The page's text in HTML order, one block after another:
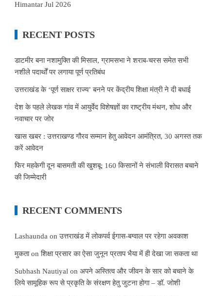
Himantar Jul 2026
RECENT POSTS
डाटमीर बना नशामुक्ति की मिसाल, ग्रामसभा ने शराब-चरस समेत सभी
नशीले पदार्थों पर लगाया पूर्ण प्रतिबंध
उत्तराखंड के ‘पूर्ण साक्षर राज्य’ बनने पर केंद्रीय शिक्षा मंत्री ने दी बधाई
देश के पहले लेखक गांव में आयुर्वेद विशेषज्ञों का राष्ट्रीय मंथन, शोध और
नवाचार पर जोर
खास खबर : उत्तराखण्ड गौरव सम्मान हेतु आवेदन आमंत्रित, 30 अगस्त तक
करें आवेदन
फिर महकेगी दून बासमती की खुशबू: 160 किसानों ने संभाली विरासत बचाने
की जिम्मेदारी
RECENT COMMENTS
Lashaunda onउत्तराखंड में लोकपर्व ईगास-बग्वाल पर रहेगा अवकाश
मुकताonशिक्षा प्रसार का ऐसा जुनून प्रताप भैया में ही देखा जा सकता था
Subhash Nautiyal on अपने अस्तित्व और जीवन के सार को बचाने के
लिये सामूहिक रूप से प्रकृति के संरक्षण हेतु जुटना होगा – डॉ. जोशी